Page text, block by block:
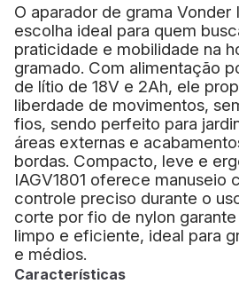
O aparador de grama Vonder
escolha ideal para quem
praticidade e mobilidade na
gramado. Com alimentação
de lítio de 18V e 2Ah, ele
liberdade de movimentos,
fios, sendo perfeito para
áreas externas e
bordas. Compacto, leve e
IAGV1801 oferece manuseio
controle preciso durante o
corte por fio de nylon
limpo e eficiente, ideal para
e médios.
Características